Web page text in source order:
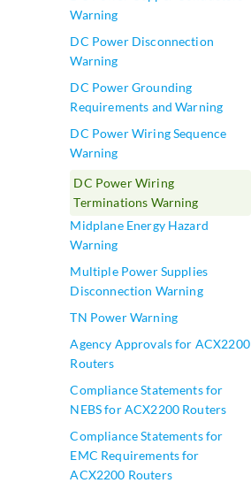
Warning
DC Power Disconnection
Warning
DC Power Grounding
Requirements and Warning
DC Power Wiring Sequence
Warning
DC Power Wiring
Terminations Warning
Midplane Energy Hazard
Warning
Multiple Power Supplies
Disconnection Warning
TN Power Warning
Agency Approvals for ACX2200
Routers
Compliance Statements for
NEBS for ACX2200 Routers
Compliance Statements for
EMC Requirements for
ACX2200 Routers